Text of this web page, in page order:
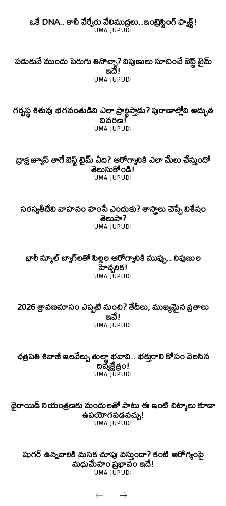
ఒకే DNA.. కానీ వేర్వేరు వేలిముద్రలు..ఇంట్రెస్టింగ్ ఫ్యాక్ట్!
UMA JUPUDI
పడుకునే ముందు పెరుగు తినొచ్చా? నిపుణులు సూచించే బెస్ట్ టైమ్
ఇదే!
UMA JUPUDI
గర్భస్థ శిశువు భగవంతుడిని ఎలా ప్రార్థిస్తాడు? పురాణాల్లోని అద్భుత
వివరణ!
UMA JUPUDI
ద్రాక్ష జ్యూస్ తాగే బెస్ట్ టైమ్ ఏది? ఆరోగ్యానికి ఎలా మేలు చేస్తుందో
తెలుసుకోండి!
UMA JUPUDI
సరస్వతీదేవి వాహనం హంసే ఎందుకు? శాస్త్రాలు చెప్పే విశేషం
తెలుసా?
UMA JUPUDI
భారీ స్కూల్ బ్యాగ్‌లతో పిల్లల ఆరోగ్యానికి ముప్పు.. నిపుణుల
హెచ్చరిక!
UMA JUPUDI
2026 శ్రావణమాసం ఎప్పటి నుంచి? తేదీలు, ముఖ్యమైన వ్రతాలు
ఇవే!
UMA JUPUDI
ఛత్రపతి శివాజీ ఇలవేల్పు తుల్జా భవాని.. భక్తురాలి కోసం వెలసిన
దివ్యక్షేత్రం!
UMA JUPUDI
థైరాయిడ్ నియంత్రణకు మందులతో పాటు ఈ ఇంటి చిట్కాలు కూడా
ఉపయోగపడవచ్చు!
UMA JUPUDI
షుగర్ ఉన్నవారికి మసక చూపు వస్తుందా? కంటి ఆరోగ్యంపై
మధుమేహం ప్రభావం ఇదే!
UMA JUPUDI